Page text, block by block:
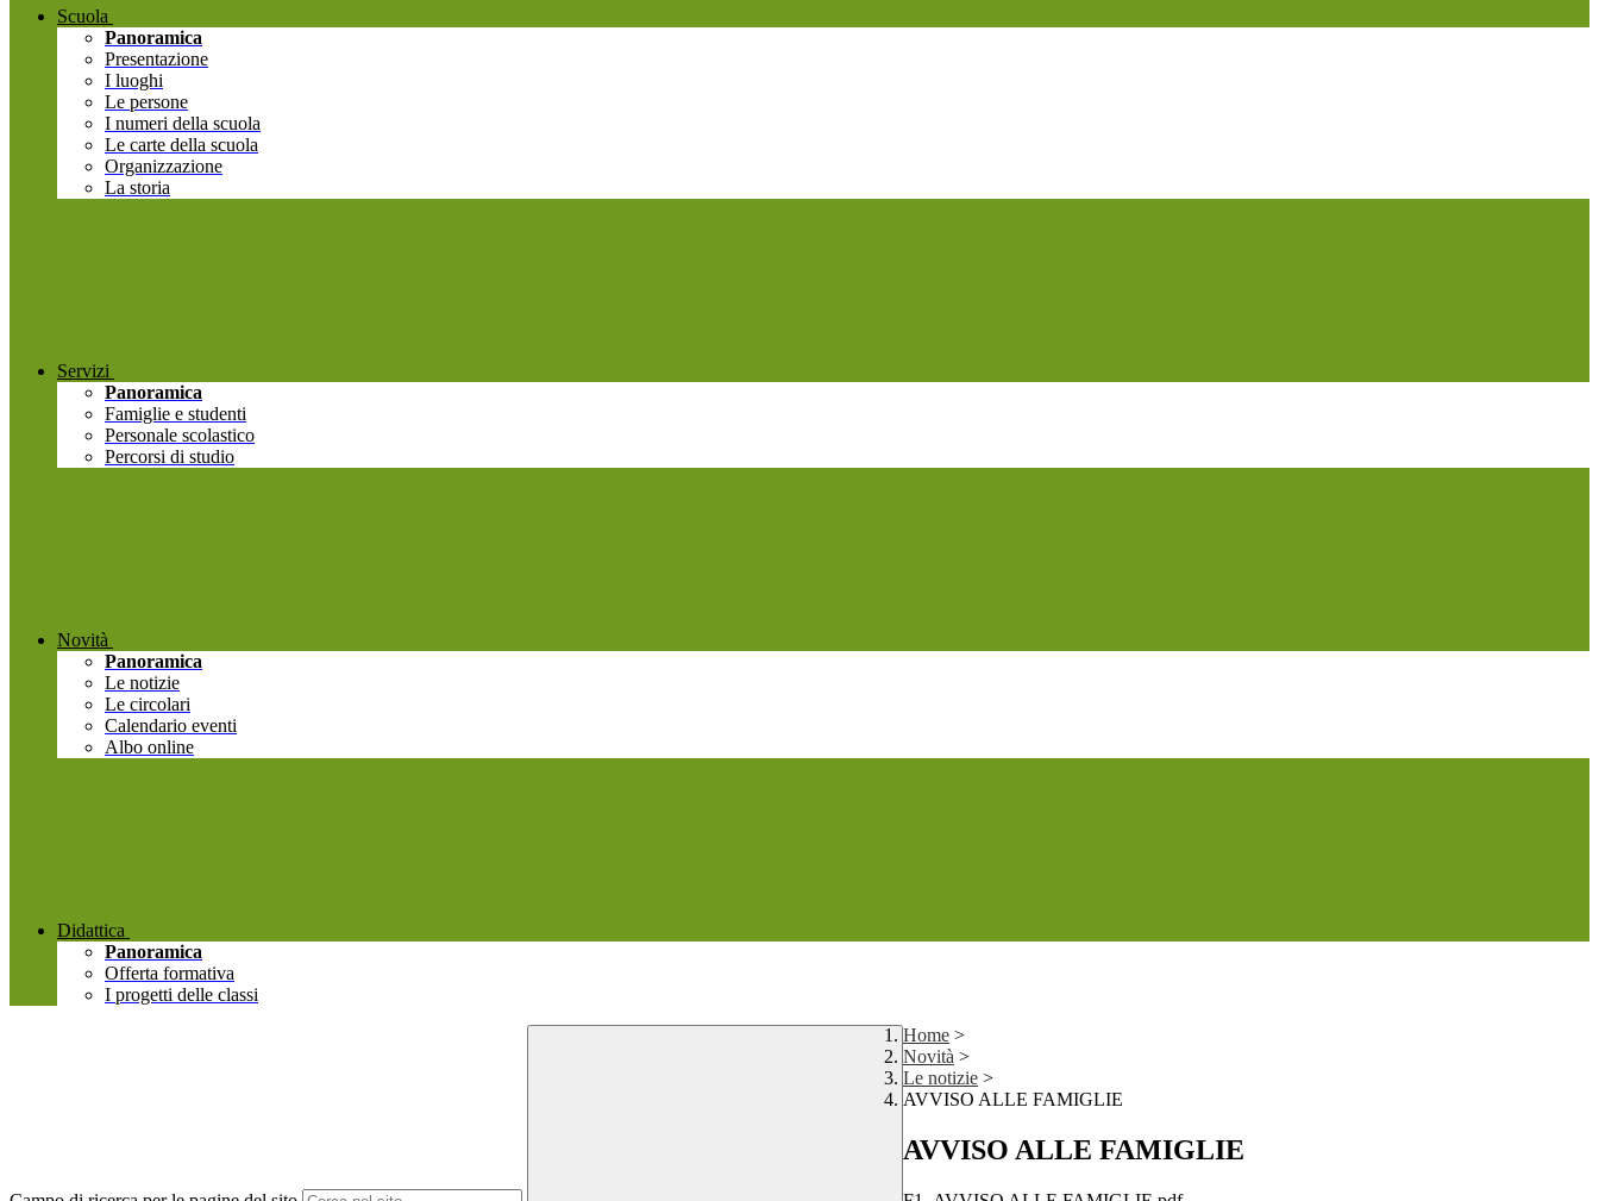
Scuola
Panoramica
Presentazione
I luoghi
Le persone
I numeri della scuola
Le carte della scuola
Organizzazione
La storia
Servizi
Panoramica
Famiglie e studenti
Personale scolastico
Percorsi di studio
Novità
Panoramica
Le notizie
Le circolari
Calendario eventi
Albo online
Didattica
Panoramica
Offerta formativa
I progetti delle classi
Home >
Novità >
Le notizie >
AVVISO ALLE FAMIGLIE
AVVISO ALLE FAMIGLIE